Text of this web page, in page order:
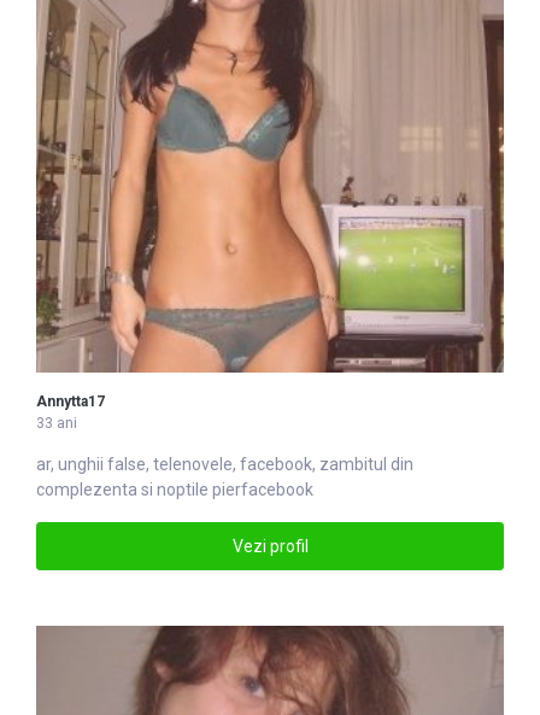
Annytta17
33 ani
ar, unghii false, telenovele, facebook, zambitul din
complezenta si noptile pierfacebook
Vezi profil